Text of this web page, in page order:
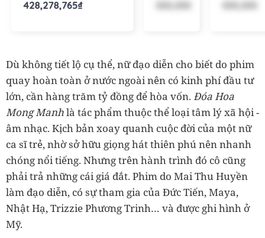
Dù không tiết lộ cụ thể, nữ đạo diễn cho biết do phim
quay hoàn toàn ở nước ngoài nên có kinh phí đầu tư
lớn, cần hàng trăm tỷ đồng để hòa vốn. Đóa Hoa
Mong Manhlà tác phẩm thuộc thể loại tâm lý xã hội -
âm nhạc. Kịch bản xoay quanh cuộc đời của một nữ
ca sĩ trẻ, nhờ sở hữu giọng hát thiên phú nên nhanh
chóng nổi tiếng. Nhưng trên hành trình đó cô cũng
phải trả những cái giá đắt. Phim do Mai Thu Huyền
làm đạo diễn, có sự tham gia của Đức Tiến, Maya,
Nhật Hạ, Trizzie Phương Trinh… và được ghi hình ở
Mỹ.